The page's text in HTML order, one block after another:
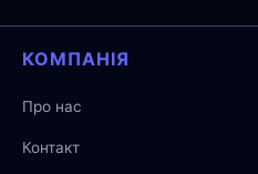
КОМПАНІЯ
Про нас
Контакт